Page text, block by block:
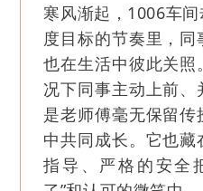
寒风渐起，1006车
度目标的节奏里，同
也在生活中彼此关照
况下同事主动上前、
是老师傅毫无保留
中共同成长。它也
指导、严格的安全